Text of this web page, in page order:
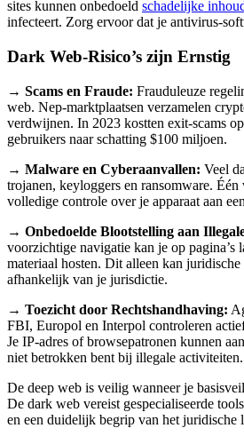
sites kunnen onbedoeld schadelijke
infecteert. Zorg ervoor dat je antivirus-
Dark Web-Risico’s zijn Ernstig
→ Scams en Fraude: Frauduleuze
web. Nep-marktplaatsen verzamelen
verdwijnen. In 2023 kostten exit-scams
gebruikers naar schatting $100 miljoen.
→ Malware en Cyberaanvallen: Veel
trojanen, keyloggers en ransomware.
volledige controle over je apparaat aan
→ Onbedoelde Blootstelling aan
voorzichtige navigatie kan je op pagina’s
materiaal hosten. Dit alleen kan
afhankelijk van je jurisdictie.
→ Toezicht door Rechtshandhaving:
FBI, Europol en Interpol controleren
Je IP-adres of browsepatronen kunnen
niet betrokken bent bij illegale activiteiten.
De deep web is veilig wanneer je
De dark web vereist gespecialiseerde
en een duidelijk begrip van het juridische